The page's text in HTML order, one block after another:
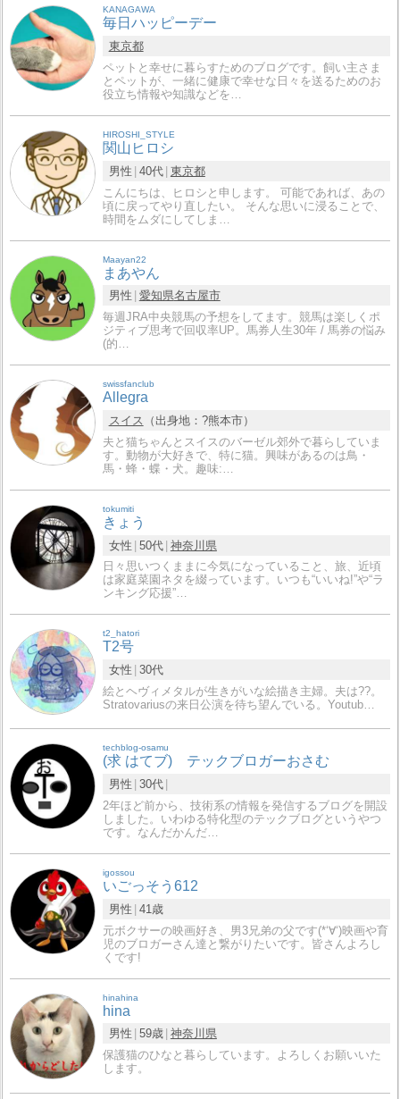
KANAGAWA
毎日ハッピーデー
東京都
ペットと幸せに暮らすためのブログです。飼い主さま
とペットが、一緒に健康で幸せな日々を送るためのお
役立ち情報や知識などを…
HIROSHI_STYLE
関山ヒロシ
男性 40代 東京都
こんにちは、ヒロシと申します。 可能であれば、あの
頃に戻ってやり直したい。 そんな思いに浸ることで、
時間をムダにしてしま…
Maayan22
まあやん
男性 愛知県名古屋市
毎週JRA中央競馬の予想をしてます。競馬は楽しくポ
ジティブ思考で回収率UP。馬券人生30年 / 馬券の悩み
(的…
swissfanclub
Allegra
スイス
（出身地：?熊本市）
夫と猫ちゃんとスイスのバーゼル郊外で暮らしていま
す。動物が大好きで、特に猫。興味があるのは鳥・
馬・蜂・蝶・犬。趣味:…
tokumiti
きょう
女性 50代 神奈川県
日々思いつくままに今気になっていること、旅、近頃
は家庭菜園ネタを綴っています。いつも“いいね!”や“ラ
ンキング応援”…
t2_hatori
T2号
女性 30代
絵とヘヴィメタルが生きがいな絵描き主婦。夫は??。
Stratovariusの来日公演を待ち望んでいる。Youtub…
techblog-osamu
(求 はてブ) テックブロガーおさむ
男性 30代
2年ほど前から、技術系の情報を発信するブログを開設
しました。いわゆる特化型のテックブログというやつ
です。なんだかんだ…
igossou
いごっそう612
男性 41歳
元ボクサーの映画好き、男3兄弟の父です(*‘∀‘)映画や育
児のブロガーさん達と繋がりたいです。皆さんよろし
くです!
hinahina
hina
男性 59歳 神奈川県
保護猫のひなと暮らしています。よろしくお願いいた
します。